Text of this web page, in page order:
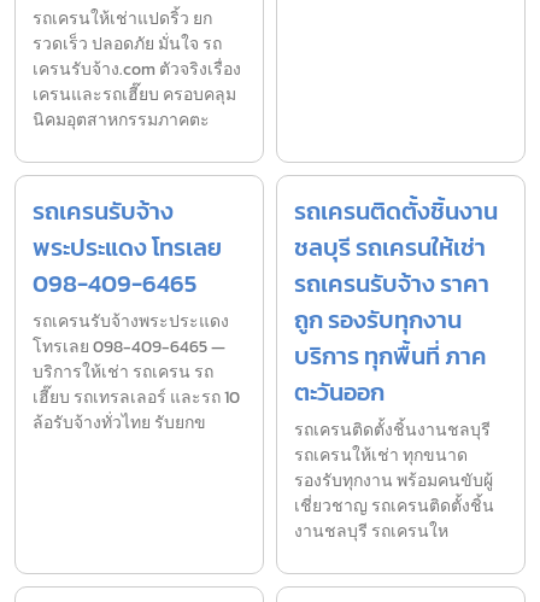
รถเครนให้เช่าแปดริ้ว ยก
รวดเร็ว ปลอดภัย มั่นใจ รถ
เครนรับจ้าง.com ตัวจริงเรื่อง
เครนและรถเฮี๊ยบ ครอบคลุม
นิคมอุตสาหกรรมภาคตะ
รถเครนรับจ้าง
พระประแดง โทรเลย
098-409-6465
รถเครนรับจ้างพระประแดง
โทรเลย 098-409-6465 —
บริการให้เช่า รถเครน รถ
เฮี๊ยบ รถเทรลเลอร์ และรถ 10
ล้อรับจ้างทั่วไทย รับยกข
รถเครนติดตั้งชิ้นงาน
ชลบุรี รถเครนให้เช่า
รถเครนรับจ้าง ราคา
ถูก รองรับทุกงาน
บริการ ทุกพื้นที่ ภาค
ตะวันออก
รถเครนติดตั้งชิ้นงานชลบุรี
รถเครนให้เช่า ทุกขนาด
รองรับทุกงาน พร้อมคนขับผู้
เชี่ยวชาญ รถเครนติดตั้งชิ้น
งานชลบุรี รถเครนให